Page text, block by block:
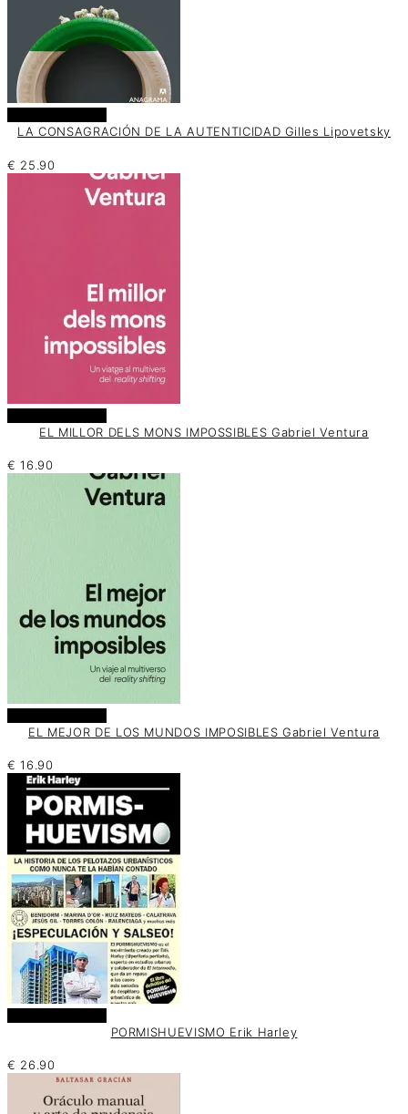
LA CONSAGRACIÓN DE LA AUTENTICIDAD Gilles Lipovetsky
€ 25.90
EL MILLOR DELS MONS IMPOSSIBLES Gabriel Ventura
€ 16.90
EL MEJOR DE LOS MUNDOS IMPOSIBLES Gabriel Ventura
€ 16.90
PORMISHUEVISMO Erik Harley
€ 26.90